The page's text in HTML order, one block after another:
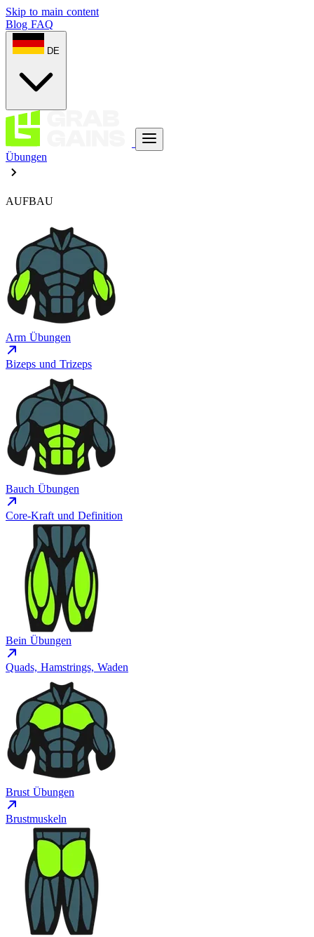
Skip to main content
Blog FAQ
DE
Übungen
AUFBAU
Arm Übungen
Bizeps und Trizeps
Bauch Übungen
Core-Kraft und Definition
Bein Übungen
Quads, Hamstrings, Waden
Brust Übungen
Brustmuskeln